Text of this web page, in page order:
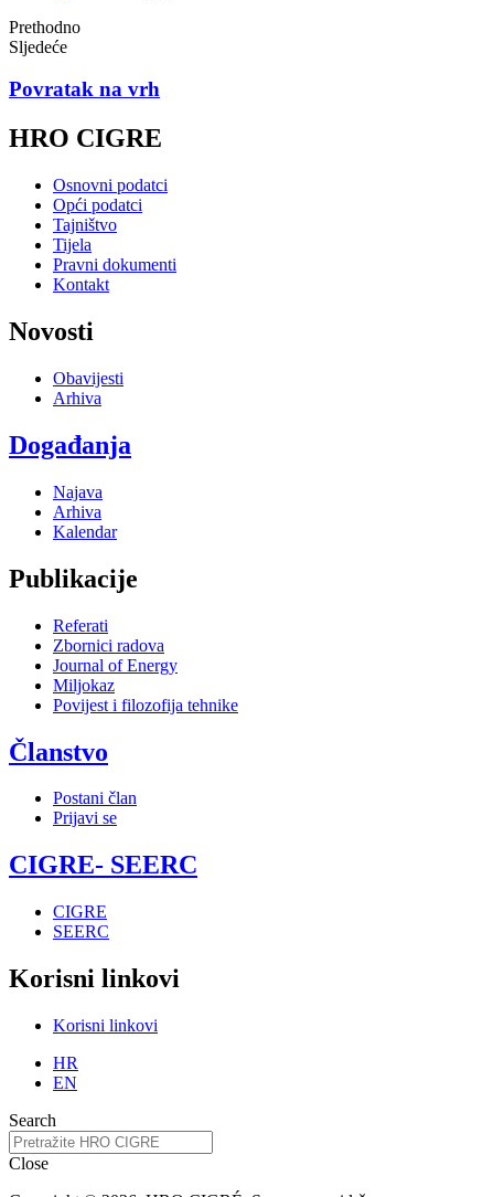
Prethodno
Sljedeće
Povratak na vrh
HRO CIGRE
Osnovni podatci
Opći podatci
Tajništvo
Tijela
Pravni dokumenti
Kontakt
Novosti
Obavijesti
Arhiva
Događanja
Najava
Arhiva
Kalendar
Publikacije
Referati
Zbornici radova
Journal of Energy
Miljokaz
Povijest i filozofija tehnike
Članstvo
Postani član
Prijavi se
CIGRE- SEERC
CIGRE
SEERC
Korisni linkovi
Korisni linkovi
HR
EN
Search
Close